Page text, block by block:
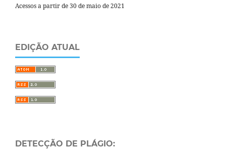
Acessos a partir de 30 de maio de 2021
EDIÇÃO ATUAL
DETECÇÃO DE PLÁGIO: